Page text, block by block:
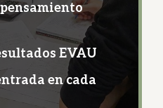
EVAU
en cada